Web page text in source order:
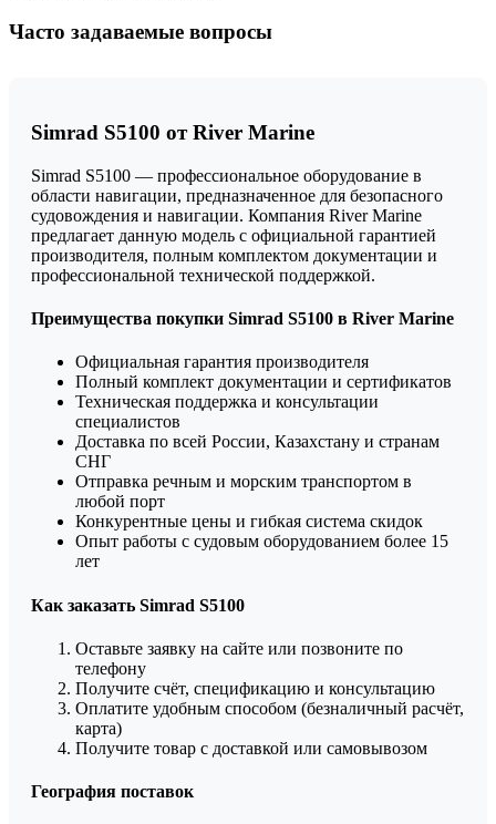
Часто задаваемые вопросы
Simrad S5100 от River Marine
Simrad S5100 — профессиональное оборудование в
области навигации, предназначенное для безопасного
судовождения и навигации. Компания River Marine
предлагает данную модель с официальной гарантией
производителя, полным комплектом документации и
профессиональной технической поддержкой.
Преимущества покупки Simrad S5100 в River Marine
Официальная гарантия производителя
Полный комплект документации и сертификатов
Техническая поддержка и консультации
специалистов
Доставка по всей России, Казахстану и странам
СНГ
Отправка речным и морским транспортом в
любой порт
Конкурентные цены и гибкая система скидок
Опыт работы с судовым оборудованием более 15
лет
Как заказать Simrad S5100
Оставьте заявку на сайте или позвоните по
телефону
Получите счёт, спецификацию и консультацию
Оплатите удобным способом (безналичный расчёт,
карта)
Получите товар с доставкой или самовывозом
География поставок